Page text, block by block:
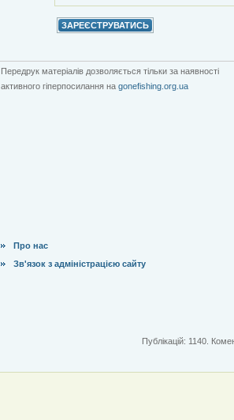
Передрук матеріалів дозволяється тільки за наявності
активного гіперпосилання на gonefishing.org.ua
Про нас
Зв'язок з адміністрацією сайту
Публікацій: 1140.